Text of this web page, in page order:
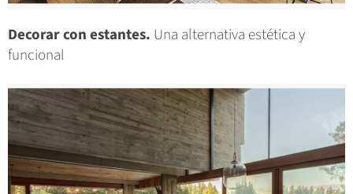
Decorar con estantes. Una alternativa estética y
funcional